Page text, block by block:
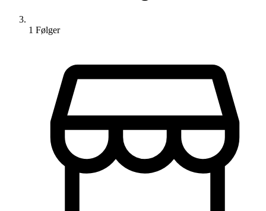
1 Følger